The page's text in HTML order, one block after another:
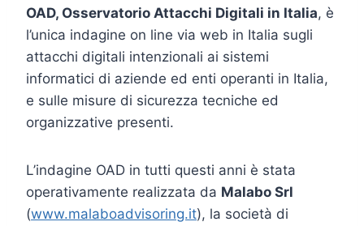
OAD, Osservatorio Attacchi Digitali in Italia, è
l’unica indagine on line via web in Italia sugli
attacchi digitali intenzionali ai sistemi
informatici di aziende ed enti operanti in Italia,
e sulle misure di sicurezza tecniche ed
organizzative presenti.
L’indagine OAD in tutti questi anni è stata
operativamente realizzata da Malabo Srl
(www.malaboadvisoring.it), la società di